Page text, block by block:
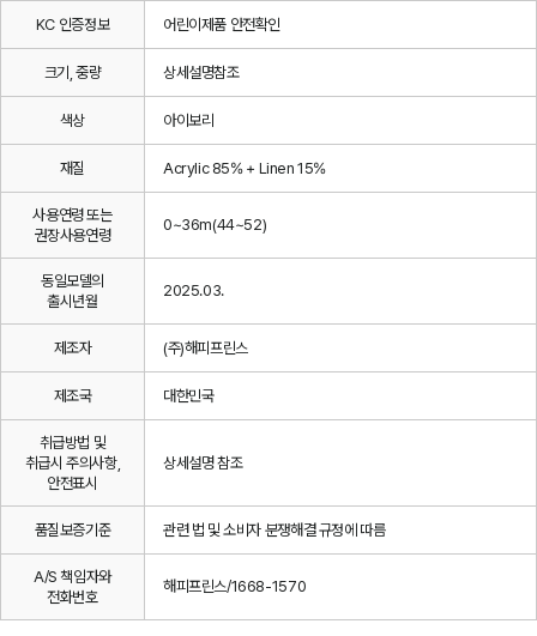
KC 인증정보 어린이제품 안전확인
크기, 중량 상세설명참조
색상 아이보리
재질 Acrylic 85% + Linen 15%
사용연령 또는
권장사용연령
0~36m(44~52)
동일모델의
출시년월
2025.03.
제조자 (주)해피프린스
제조국 대한민국
취급방법 및
취급시 주의사항,
안전표시
상세설명 참조
품질보증기준 관련 법 및 소비자 분쟁해결 규정에 따름
A/S 책임자와
전화번호
해피프린스/1668-1570